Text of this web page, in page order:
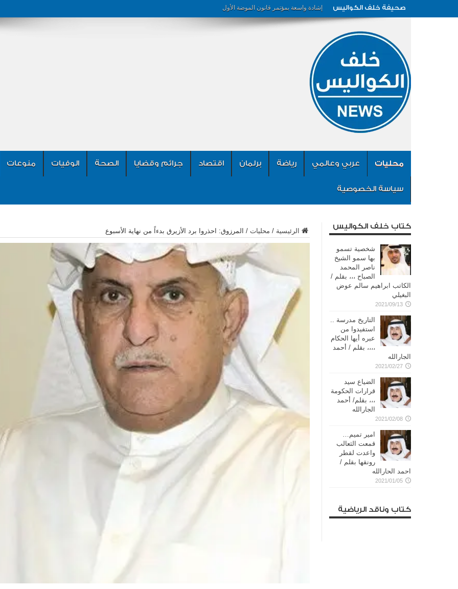
صحيفة خلف الكواليس إشادة واسعة بمؤتمر قانون الموضة الأول
محليات عربي وعالمي رياضة برلمان اقتصاد جرائم وقضايا الصحة الوفيات منوعات
سياسة الخصوصية
الرئيسية / محليات / المرزوق: احذروا برد الأزيرق بدءاً من نهاية الأسبوع
كتاب خلف الكواليس
شخصية تسمو
بها سمو الشيخ
ناصر المحمد
الصباح ،،، بقلم /
الكاتب ابراهيم سالم عوض
البغيلي
2021/09/13
التاريخ مدرسة ..
استفيدوا من
عبره أيها الحكام
،،،، بقلم / أحمد
الجارالله
2021/02/27
الضياع سيد
قرارات الحكومة
،،، بقلم/ أحمد
الجارالله
2021/02/08
امير تميم…
قمعت الثعالب
واعدت لقطر
رونقها بقلم /
احمد الحارالله
2021/01/05
كتاب وناقد الرياضية